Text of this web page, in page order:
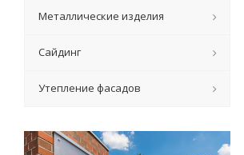
Металлические изделия
Сайдинг
Утепление фасадов